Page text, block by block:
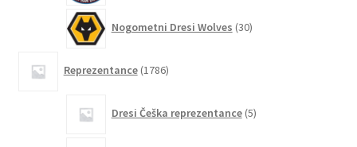
Nogometni Dresi Wolves 30izdelkov
Reprezentance 1786izdelkov
Dresi Češka reprezentance 5izdelkov